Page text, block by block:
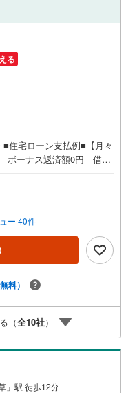
る
宅ローン支払例■【月々
ボーナス返済額0円 借入
にご相談下さい！墨田区
国。大事な家族、ペット2
」駅徒歩7分。総武線「両
骨鉄筋コンクリート造8
会社クレド開発。2017年
体制も良好です。オート
屋は新規内装炉のベーシ
談下さい。■随時！内覧可
程・時間はいつでも調整
えに上がります。■不動産
○住宅ローンのご相談 ○
相談 ○弊社買取も行っ
ー 40件
料）
（全10社）
」駅 徒歩12分